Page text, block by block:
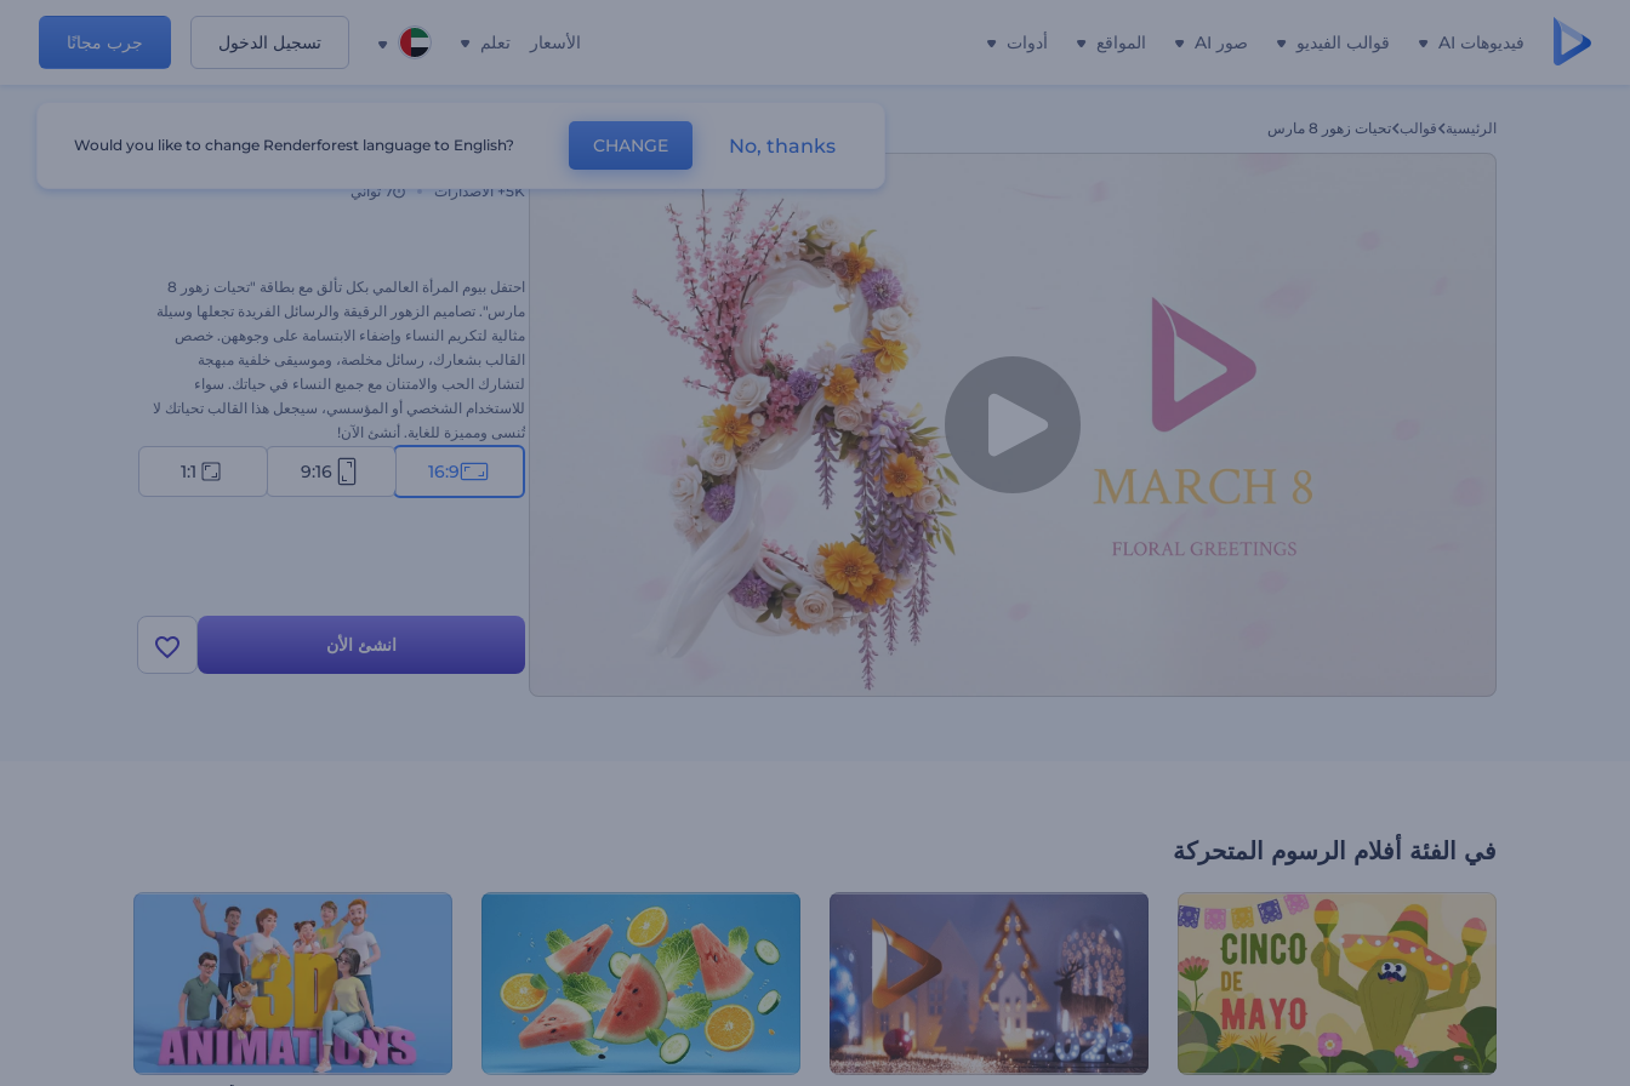
فيديوهات AI قوالب الفيديو صور AI المواقع أدوات الأسعار تعلم تسجيل الدخول جرب مجانًا
الرئيسية قوالب تحيات زهور 8 مارس
5K+ الاصدارات 7 ثواني
احتفل بيوم المرأة العالمي بكل تألق مع بطاقة "تحيات زهور 8
مارس". تصاميم الزهور الرقيقة والرسائل الفريدة تجعلها وسيلة
مثالية لتكريم النساء وإضفاء الابتسامة على وجوههن. خصص
القالب بشعارك، رسائل مخلصة، وموسيقى خلفية مبهجة
لتشارك الحب والامتنان مع جميع النساء في حياتك. سواء
للاستخدام الشخصي أو المؤسسي، سيجعل هذا القالب تحياتك لا
تُنسى ومميزة للغاية. أنشئ الآن!
16:9
9:16
1:1
انشئ الأن
في الفئة أفلام الرسوم المتحركة
Would you like to change Renderforest language to English? CHANGE No, thanks